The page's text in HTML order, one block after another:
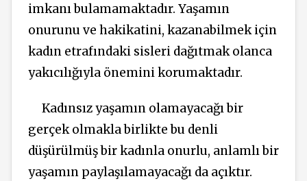
imkanı bulamamaktadır. Yaşamın
onurunu ve hakikatini, kazanabilmek için
kadın etrafındaki sisleri dağıtmak olanca
yakıcılığıyla önemini korumaktadır.
Kadınsız yaşamın olamayacağı bir
gerçek olmakla birlikte bu denli
düşürülmüş bir kadınla onurlu, anlamlı bir
yaşamın paylaşılamayacağı da açıktır.